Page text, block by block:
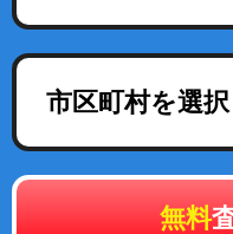
市区町村を選択
無料